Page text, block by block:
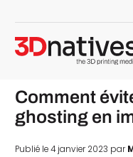
Comment
ghosting en
Publié le 4 janvier 2023 par